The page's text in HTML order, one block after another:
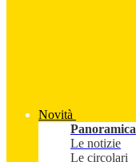
Novità
Panoramica
Le notizie
Le circolari